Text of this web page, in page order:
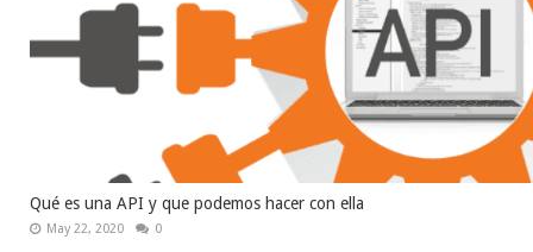
Qué es una API y que podemos hacer con ella
May 22, 2020 0